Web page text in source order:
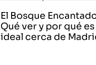
El Bosque
Qué ver y por qué
ideal cerca de